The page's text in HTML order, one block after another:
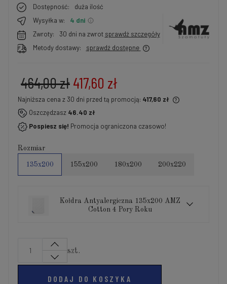
Dostępność:
duża ilość
Wysyłka w:
4 dni
Zwroty:
30 dni na zwrot sprawdź szczegóły
Metody dostawy:
sprawdź dostępne
417,60 zł
464,00 zł
Najniższa cena z 30 dni przed tą promocją: 417,60 zł
Jeżeli produkt jest sprzedawany krócej niż 30 dni,
wyświetlana jest najniższa cena od momentu, kiedy
produkt pojawił się w sprzedaży.
Oszczędzasz 46.40 zł
Pospiesz się! Promocja ograniczona czasowo!
Rozmiar
135x200 155x200 180x200 200x220
Kołdra Antyalergiczna 135x200 AMZ
Cotton 4 Pory Roku
szt.
DODAJ DO KOSZYKA